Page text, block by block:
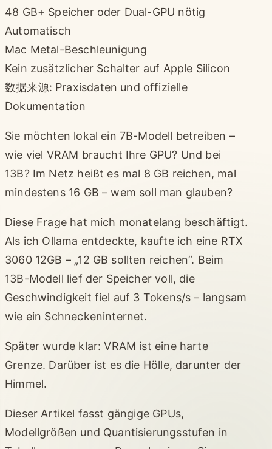
48 GB+ Speicher oder Dual-GPU nötig
Automatisch
Mac Metal-Beschleunigung
Kein zusätzlicher Schalter auf Apple Silicon
数据来源: Praxisdaten und offizielle
Dokumentation
Sie möchten lokal ein 7B-Modell betreiben –
wie viel VRAM braucht Ihre GPU? Und bei
13B? Im Netz heißt es mal 8 GB reichen, mal
mindestens 16 GB – wem soll man glauben?
Diese Frage hat mich monatelang beschäftigt.
Als ich Ollama entdeckte, kaufte ich eine RTX
3060 12GB – „12 GB sollten reichen”. Beim
13B-Modell lief der Speicher voll, die
Geschwindigkeit fiel auf 3 Tokens/s – langsam
wie ein Schneckeninternet.
Später wurde klar: VRAM ist eine harte
Grenze. Darüber ist es die Hölle, darunter der
Himmel.
Dieser Artikel fasst gängige GPUs,
Modellgrößen und Quantisierungsstufen in